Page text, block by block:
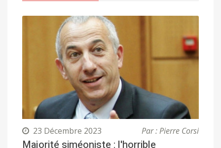
23 Décembre 2023 Par : Pierre Corsi
Majorité siméoniste : l'horrible